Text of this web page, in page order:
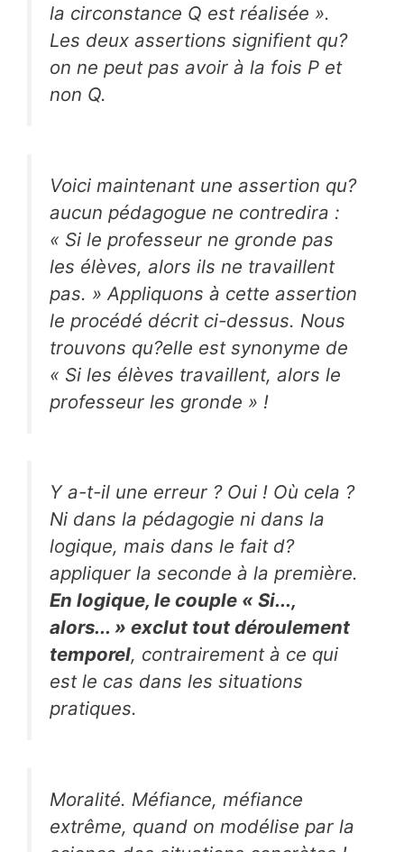
la circonstance Q est réalisée ».
Les deux assertions signifient qu?
on ne peut pas avoir à la fois P et
non Q.
Voici maintenant une assertion qu?
aucun pédagogue ne contredira :
« Si le professeur ne gronde pas
les élèves, alors ils ne travaillent
pas. » Appliquons à cette assertion
le procédé décrit ci-dessus. Nous
trouvons qu?elle est synonyme de
« Si les élèves travaillent, alors le
professeur les gronde » !
Y a-t-il une erreur ? Oui ! Où cela ?
Ni dans la pédagogie ni dans la
logique, mais dans le fait d?
appliquer la seconde à la première.
En logique, le couple « Si...,
alors... » exclut tout déroulement
temporel, contrairement à ce qui
est le cas dans les situations
pratiques.
Moralité. Méfiance, méfiance
extrême, quand on modélise par la